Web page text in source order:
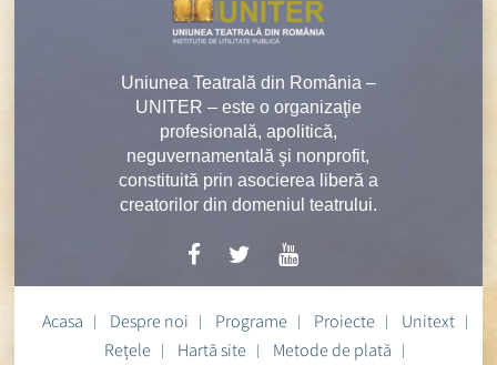
Uniunea Teatrală din România –
UNITER – este o organizaţie
profesională, apolitică,
neguvernamentală şi nonprofit,
constituită prin asocierea liberă a
creatorilor din domeniul teatrului.
Acasa Despre noi Programe Proiecte
Unitext
Rețele
Hartă site Metode de plată